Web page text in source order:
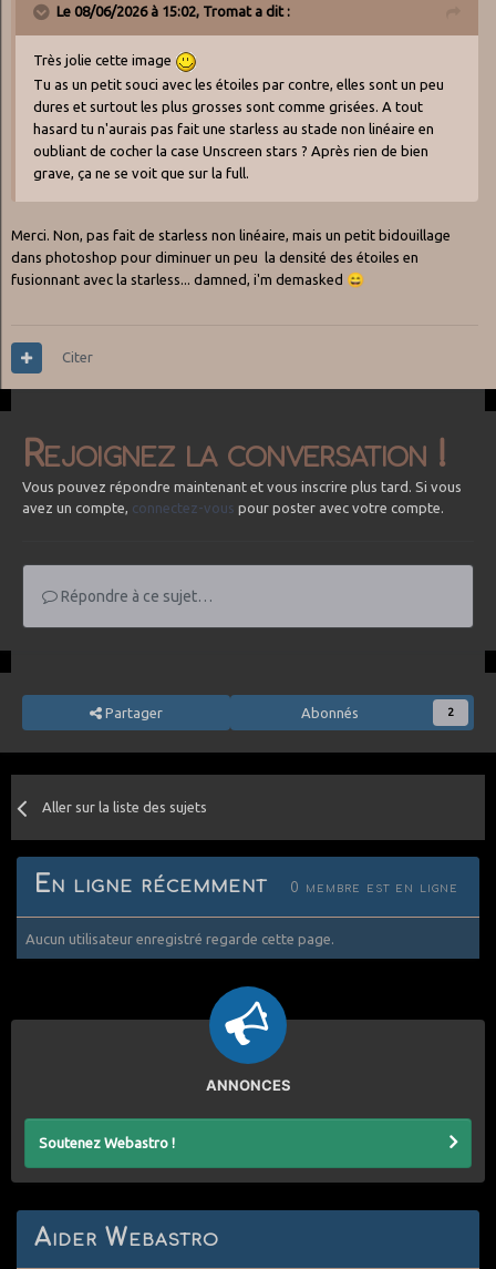
Le 08/06/2026 à 15:02, Tromata dit :
Très jolie cette image
Tu as un petit souci avec les étoiles par contre, elles sont un peu
dures et surtout les plus grosses sont comme grisées. A tout
hasard tu n'aurais pas fait une starless au stade non linéaire en
oubliant de cocher la case Unscreen stars ? Après rien de bien
grave, ça ne se voit que sur la full.
Merci. Non, pas fait de starless non linéaire, mais un petit bidouillage
dans photoshop pour diminuer un peu la densité des étoiles en
fusionnant avec la starless... damned, i'm demasked 😄
Citer
Rejoignez la conversation !
Vous pouvez répondre maintenant et vous inscrire plus tard. Si vous
avez un compte, connectez-vous pour poster avec votre compte.
Répondre à ce sujet…
Partager Abonnés 2
Aller sur la liste des sujets
En ligne récemment 0 membre est en ligne
Aucun utilisateur enregistré regarde cette page.
ANNONCES
Soutenez Webastro !
Aider Webastro